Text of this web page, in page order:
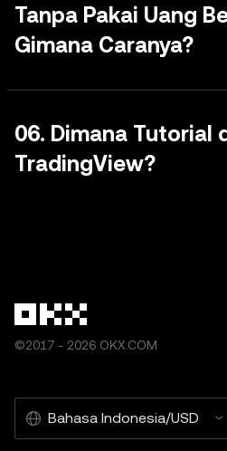
Tanpa Pakai Uang
Gimana Caranya?
06. Dimana Tutorial
TradingView?
©2017 - 2026 OKX.COM
Bahasa Indonesia/USD